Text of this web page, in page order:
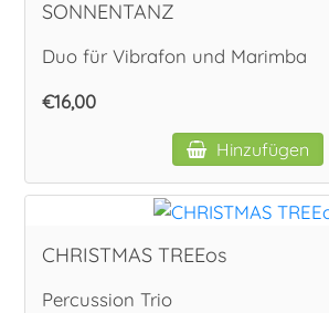
SONNENTANZ
Duo für Vibrafon und Marimba
€16,00
Hinzufügen
CHRISTMAS TREEos
Percussion Trio